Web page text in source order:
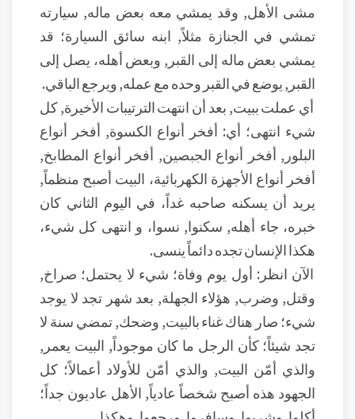
مشى الأهل, وقد يمشي معه بعض ماله, سيارته
تمشي في الجنازة مثلاً, ابنه سائق السيارة؛ قد
يمشي بعض ماله إلى القبر, وبعض أهله، يصل إلى
القبر, يوضع في القبر وحده مع عمله, ويرجع الباقي.
أي عملت ببيت, بعد أن انتهت الترتيبات الأخيرة, كل
شيء انتهى؛ أي: أفخر أنواع الكسوة, أفخر أنواع
البلور, أفخر أنواع الجبصين, أفخر أنواع المطابخ,
أفخر أنواع الأجهزة الكهربائية، البيت أصبح منظماً,
يريد أن يسكنه صاحبه غداً، في اليوم الثاني كان
خبره، جاء أهله, سكنوا, نسوا، و انتهى كل شيء،
هكذا الإنسان تجده دائماً ينسى.
الآن انظر: أول يوم وفاة؛ شيء لا يحتمل؛ صراخ,
وقتل, وضرب, هؤلاء الجهلة, بعد شهر تجد لا يوجد
شيء؛ صار هناك غناء بالبيت, وضحك, تمضي سنة لا
تجد شيئاً؛ كأن الرجل ما كان موجوداً, البيت يعمر,
والذي أمّن البيت, والذي أمّن للأولاد أعمالاً؛ كل
الجهود هذه أصبح شخصاً عادياً, الأهل عاديون جداً؛